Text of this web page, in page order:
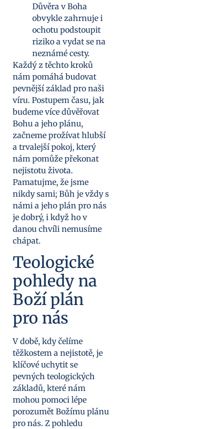
Důvěra v Boha
obvykle zahrnuje i
ochotu podstoupit
riziko a vydat se na
neznámé cesty.
Každý z těchto kroků
nám pomáhá budovat
pevnější základ pro naši
víru. Postupem času, jak
budeme více důvěřovat
Bohu a jeho plánu,
začneme prožívat hlubší
a trvalejší pokoj, který
nám pomůže překonat
nejistotu života.
Pamatujme, že jsme
nikdy sami; Bůh je vždy s
námi a jeho plán pro nás
je dobrý, i když ho v
danou chvíli nemusíme
chápat.
Teologické
pohledy na
Boží plán
pro nás
V době, kdy čelíme
těžkostem a nejistotě, je
klíčové uchytit se
pevných teologických
základů, které nám
mohou pomoci lépe
porozumět Božímu plánu
pro nás. Z pohledu